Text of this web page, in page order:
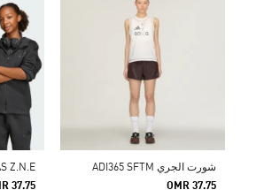
شورت الجري ADI365 SFTM
OMR 37.75
37.75